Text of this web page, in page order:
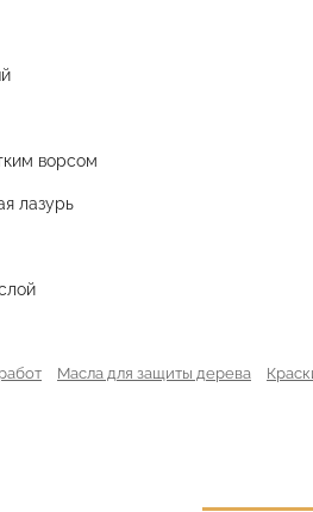
ворсом
лазурь
Масла для защиты дерева